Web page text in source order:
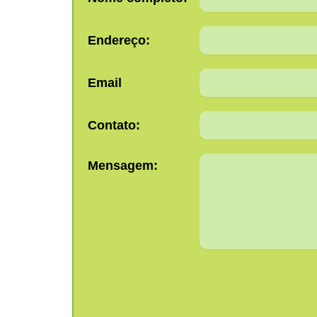
Endereço:
Email
Contato:
Mensagem: